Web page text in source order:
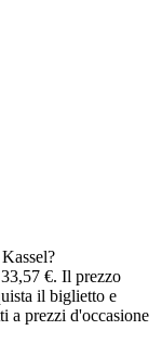
€. Il prezzo
il biglietto e
a prezzi d'occasione